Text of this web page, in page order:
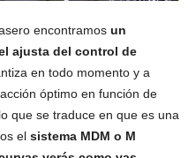
encontramos un
ajusta del control de
en todo momento y a
óptimo en función de
que se traduce en que es una
el sistema MDM o M